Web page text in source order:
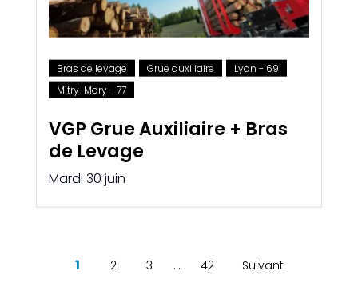
Bras de levage Grue auxiliaire
Lyon - 69
Mitry-Mory - 77
VGP Grue Auxiliaire + Bras
de Levage
Mardi 30 juin
1 2 3 … 42 Suivant